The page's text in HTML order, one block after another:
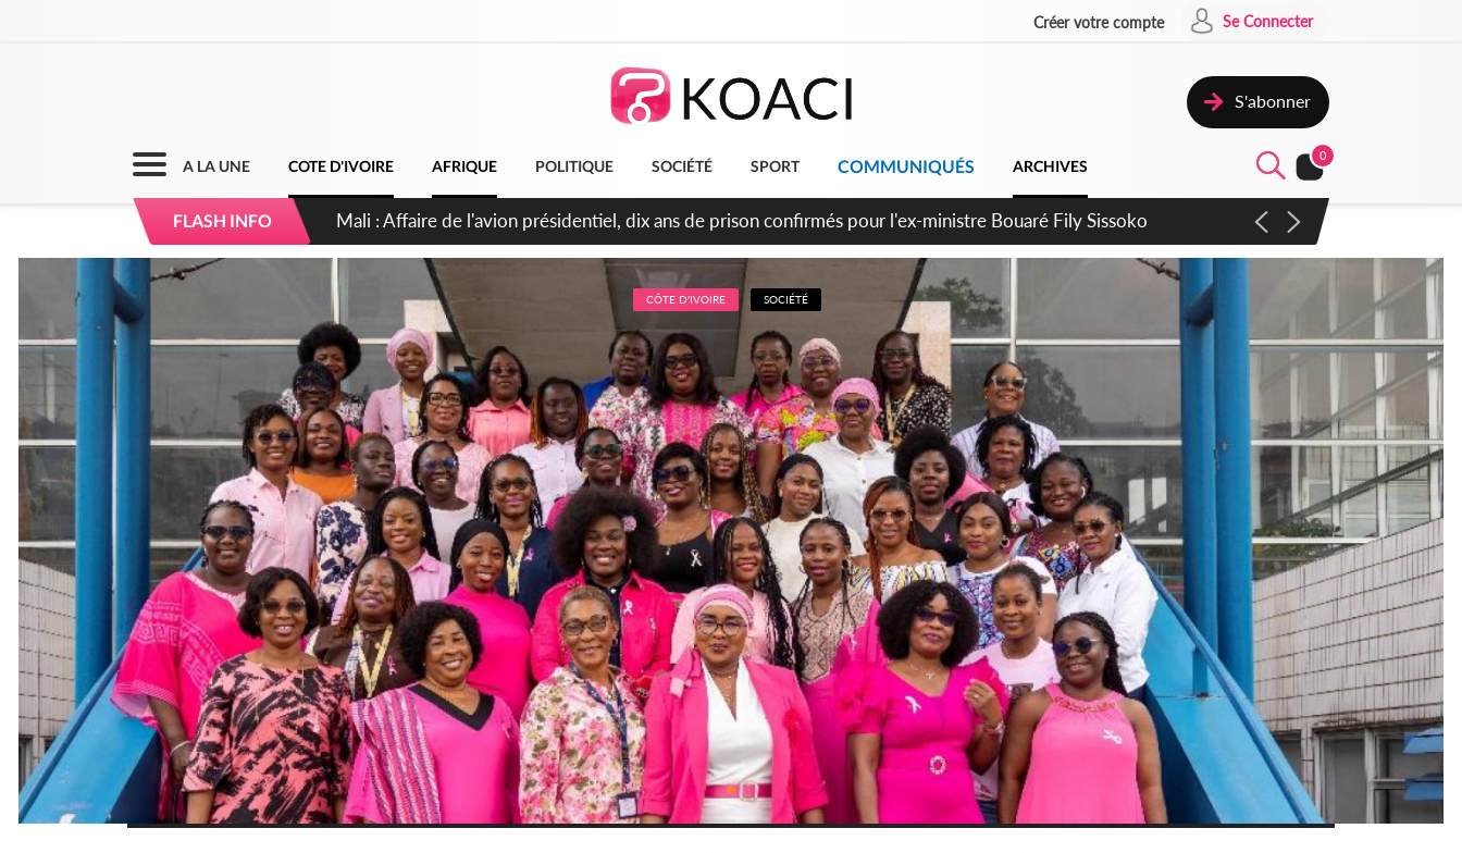
Créer votre compte Se Connecter
S'abonner
A LA UNE COTE D'IVOIRE AFRIQUE POLITIQUE SOCIÉTÉ SPORT COMMUNIQUÉS ARCHIVES
0
FLASH INFO Nigeria : Le Togo et le Cameroun principaux acheteurs des produits de la raffinerie Dangote en juillet
CÔTE D'IVOIRE SOCIÉTÉ